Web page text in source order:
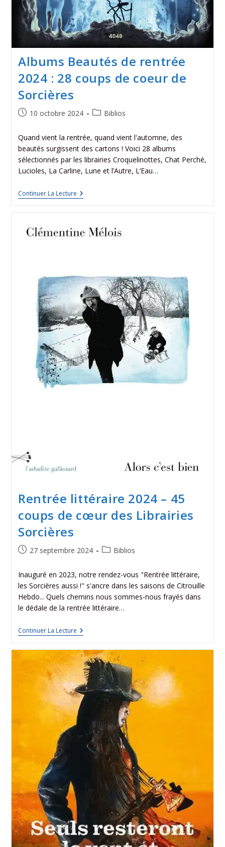
Albums Beautés de rentrée
2024 : 28 coups de coeur de
Sorcières
10 octobre 2024 Biblios
Quand vient la rentrée, quand vient l'automne, des
beautés surgissent des cartons ! Voici 28 albums
sélectionnés par les librairies Croquelinottes, Chat Perché,
Lucioles, La Carline, Lune et l’Autre, L’Eau…
Continuer La Lecture
Rentrée littéraire 2024 – 45
coups de cœur des Librairies
Sorcières
27 septembre 2024 Biblios
Inauguré en 2023, notre rendez-vous "Rentrée littéraire,
les Sorcières aussi !" s'ancre dans les saisons de Citrouille
Hebdo... Quels chemins nous sommes-nous frayés dans
le dédale de la rentrée littéraire…
Continuer La Lecture